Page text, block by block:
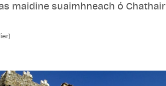
maidine suaimhneach ó Chathair